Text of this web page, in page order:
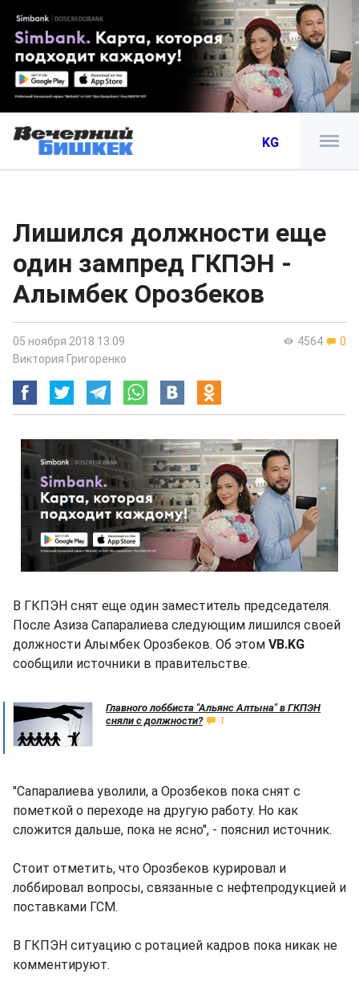
KG
Лишился должности еще
один зампред ГКПЭН -
Алымбек Орозбеков
4564 0
05 ноября 2018 13:09
Виктория Григоренко
В ГКПЭН снят еще один заместитель председателя.
После Азиза Сапаралиева следующим лишился своей
должности Алымбек Орозбеков. Об этом VB.KG
сообщили источники в правительстве.
Главного лоббиста "Альянс Алтына" в ГКПЭН
сняли с должности?
1
"Сапаралиева уволили, а Орозбеков пока снят с
пометкой о переходе на другую работу. Но как
сложится дальше, пока не ясно", - пояснил источник.
Стоит отметить, что Орозбеков курировал и
лоббировал вопросы, связанные с нефтепродукцией и
поставками ГСМ.
В ГКПЭН ситуацию с ротацией кадров пока никак не
комментируют.